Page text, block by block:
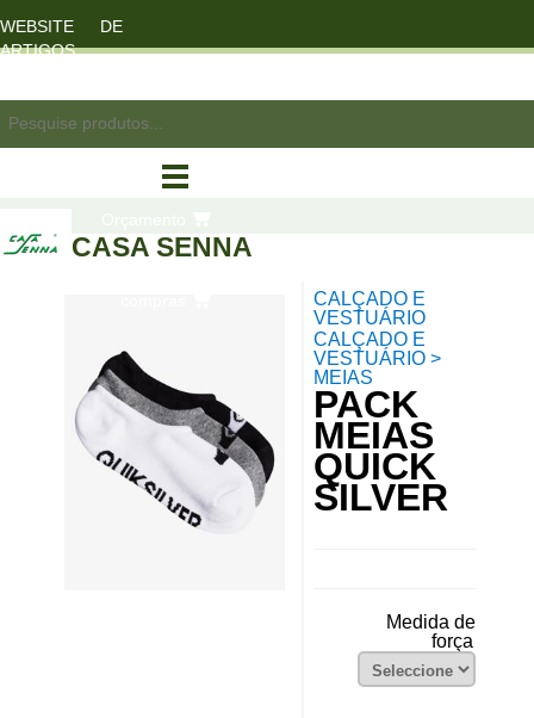
WEBSITE DE
ARTIGOS
CASA SENNA
CALÇADO E
VESTUÁRIO
CALÇADO E
VESTUÁRIO >
MEIAS
PACK
MEIAS
QUICK
SILVER
Medida de
força